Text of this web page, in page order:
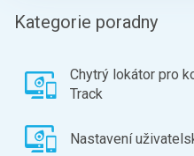
Kategorie poradny
Chytrý lokátor pro
Track
Nastavení